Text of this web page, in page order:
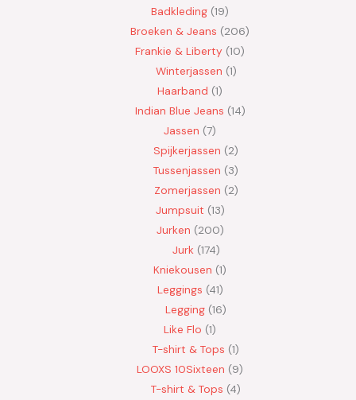
Badkleding 19
Broeken & Jeans
206
Frankie & Liberty 10
Winterjassen 1
Haarband 1
Indian Blue Jeans 14
Jassen 7
Spijkerjassen
2
Tussenjassen
3
Zomerjassen 2
Jumpsuit 13
Jurken 200
Jurk 174
Kniekousen 1
Leggings 41
Legging 16
Like Flo 1
T-shirt & Tops 1
LOOXS 10Sixteen
9
T-shirt & Tops 4